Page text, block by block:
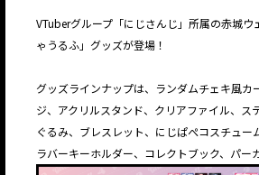
VTuberグループ「にじさんじ」所属の赤城ウ
ゃうるふ」グッズが登場！
グッズラインナップは、ランダムチェキ風カ
ジ、アクリルスタンド、クリアファイル、ス
ぐるみ、ブレスレット、にじぱぺコスチュー
ラバーキーホルダー、コレクトブック、パー